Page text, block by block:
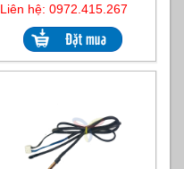
Liên hệ: 0972.415.267